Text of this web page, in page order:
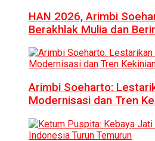
HAN 2026, Arimbi
Berakhlak Mulia dan
Arimbi Soeharto:
Modernisasi dan Tren